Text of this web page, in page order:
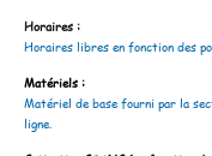
Horaires :
Horaires libres en fonction des
Matériels :
Matériel de base fourni par la
ligne.